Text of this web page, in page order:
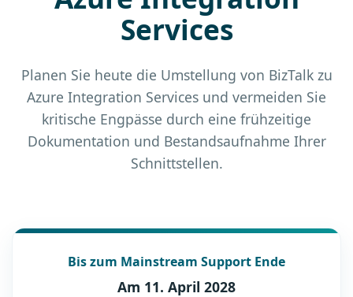
Services
Planen Sie heute die Umstellung von BizTalk zu
Azure Integration Services und vermeiden Sie
kritische Engpässe durch eine frühzeitige
Dokumentation und Bestandsaufnahme Ihrer
Schnittstellen.
Bis zum Mainstream Support Ende
Am 11. April 2028